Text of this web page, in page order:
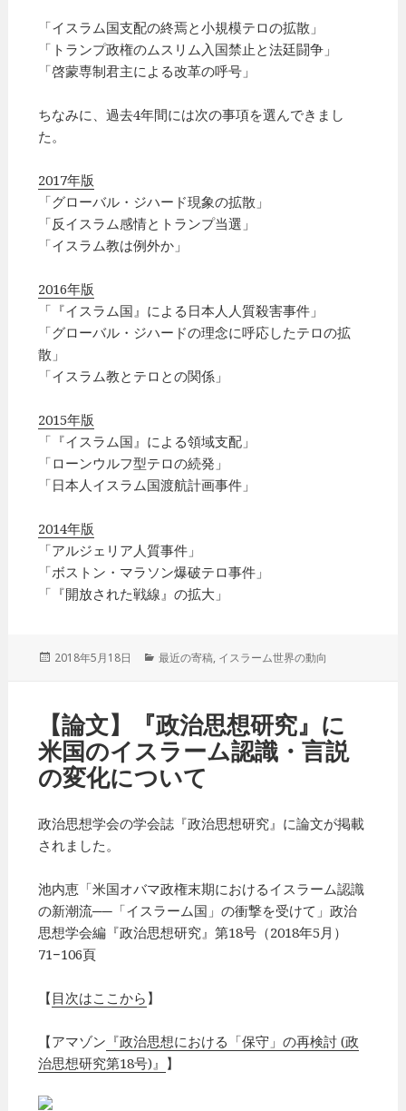
「イスラム国支配の終焉と小規模テロの拡散」
「トランプ政権のムスリム入国禁止と法廷闘争」
「啓蒙専制君主による改革の呼号」
ちなみに、過去4年間には次の事項を選んできまし
た。
2017年版
「グローバル・ジハード現象の拡散」
「反イスラム感情とトランプ当選」
「イスラム教は例外か」
2016年版
「『イスラム国』による日本人人質殺害事件」
「グローバル・ジハードの理念に呼応したテロの拡
散」
「イスラム教とテロとの関係」
2015年版
「『イスラム国』による領域支配」
「ローンウルフ型テロの続発」
「日本人イスラム国渡航計画事件」
2014年版
「アルジェリア人質事件」
「ボストン・マラソン爆破テロ事件」
「『開放された戦線』の拡大」
投
2018年5月18日
カ
ー
最近の寄稿, イスラーム世界の動向
【論文】『政治思想研究』に
米国のイスラーム認識・言説
の変化について
政治思想学会の学会誌『政治思想研究』に論文が掲載
されました。
池内恵「米国オバマ政権末期におけるイスラーム認識
の新潮流──「イスラーム国」の衝撃を受けて」政治
思想学会編『政治思想研究』第18号（2018年5月）
71−106頁
【 目次はここから 】
【アマゾン 『政治思想における「保守」の再検討 (政
治思想研究第18号)』 】